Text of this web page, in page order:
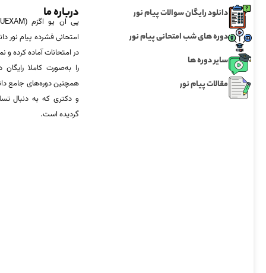
دانلود رایگان سوالات پیام نور
دوره های شب امتحانی پیام نور
سایر دوره ها
مقالات پیام نور
درباره ما
امتحانی فشرده پیام نور
در امتحانات آماده‌ کرده
را به‌صورت کاملا
همچنین دوره‌های جامع
و دکتری که به دنبال
گردیده است.